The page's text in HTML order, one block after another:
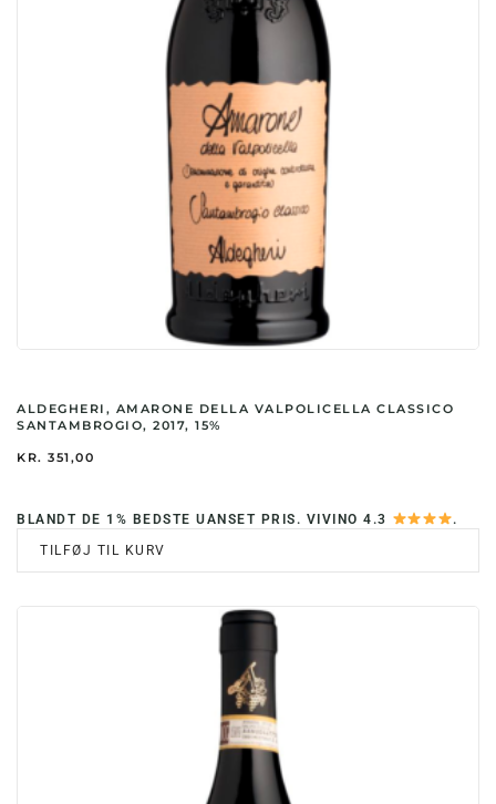
ALDEGHERI, AMARONE DELLA VALPOLICELLA CLASSICO
SANTAMBROGIO, 2017, 15%
KR. 351,00
BLANDT DE 1% BEDSTE UANSET PRIS. VIVINO 4.3
.
TILFØJ TIL KURV